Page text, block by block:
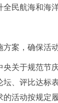
民航海和海洋
案，确保活
关于规范节
、评比达标
活动按规定